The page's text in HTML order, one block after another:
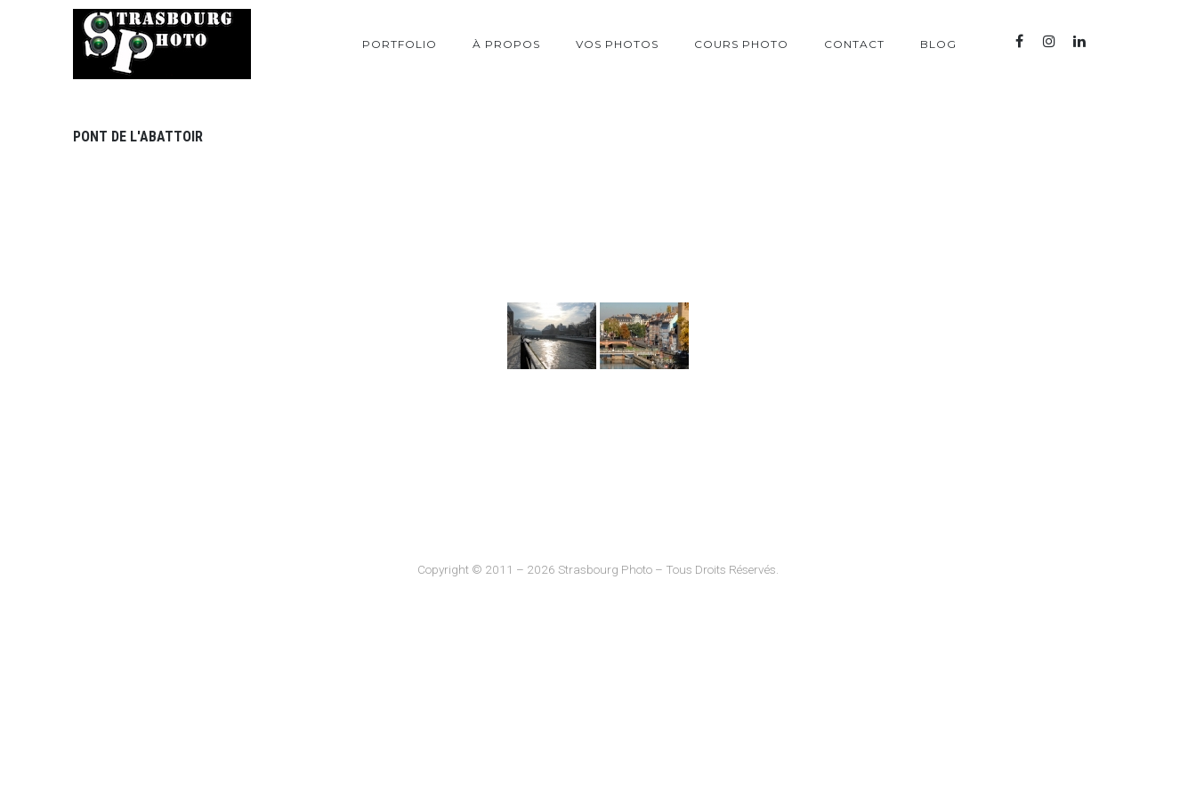
PORTFOLIO À PROPOS VOS PHOTOS COURS PHOTO CONTACT BLOG
PONT DE L'ABATTOIR
Copyright © 2011 – 2026 Strasbourg Photo – Tous Droits Réservés.